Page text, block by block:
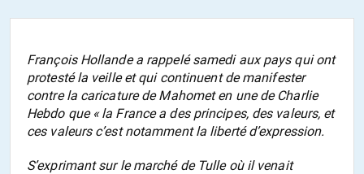
François Hollande a rappelé samedi aux pays qui ont
protesté la veille et qui continuent de manifester
contre la caricature de Mahomet en une de Charlie
Hebdo que « la France a des principes, des valeurs, et
ces valeurs c’est notamment la liberté d’expression.
S’exprimant sur le marché de Tulle où il venait